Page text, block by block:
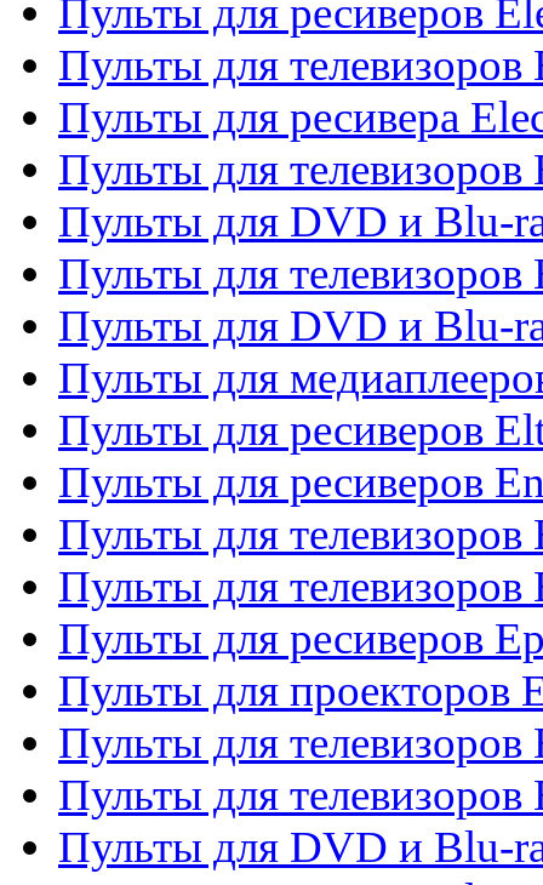
Пульты для ресиверов
Пульты для телевизоров
Пульты для ресивера
Пульты для телевизоров
Пульты для DVD и Blu-
Пульты для телевизоров
Пульты для DVD и Blu-
Пульты для
Пульты для ресиверов
Пульты для ресиверов
Пульты для телевизоров
Пульты для телевизоров
Пульты для ресиверов
Пульты для проекторов
Пульты для телевизоров
Пульты для телевизоров
Пульты для DVD и Blu-